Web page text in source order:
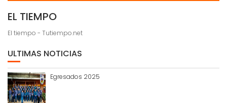
EL TIEMPO
El tiempo - Tutiempo.net
ULTIMAS NOTICIAS
Egresados 2025